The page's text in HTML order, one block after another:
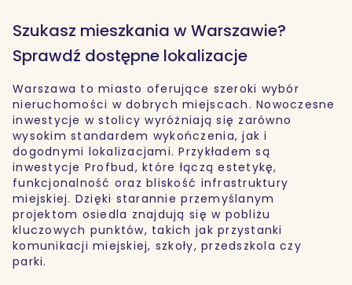
Szukasz mieszkania w Warszawie?
Sprawdź dostępne lokalizacje
Warszawa to miasto oferujące szeroki wybór
nieruchomości w dobrych miejscach. Nowoczesne
inwestycje w stolicy wyróżniają się zarówno
wysokim standardem wykończenia, jak i
dogodnymi lokalizacjami. Przykładem są
inwestycje Profbud, które łączą estetykę,
funkcjonalność oraz bliskość infrastruktury
miejskiej. Dzięki starannie przemyślanym
projektom osiedla znajdują się w pobliżu
kluczowych punktów, takich jak przystanki
komunikacji miejskiej, szkoły, przedszkola czy
parki.